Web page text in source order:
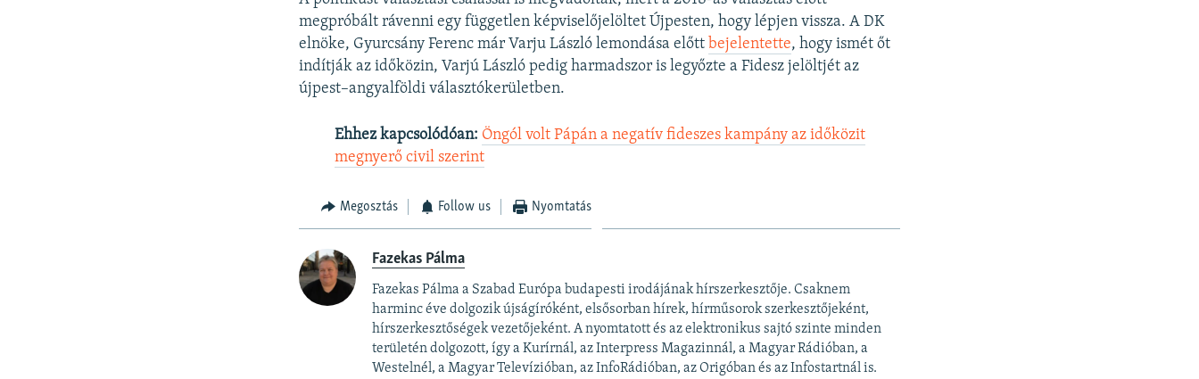
megpróbált rávenni egy független képviselőjelöltet Újpesten, hogy lépjen vissza. A DK
elnöke, Gyurcsány Ferenc már Varju László lemondása előtt bejelentette, hogy ismét őt
indítják az időközin, Varjú László pedig harmadszor is legyőzte a Fidesz jelöltjét az
újpest–angyalföldi választókerületben.
Ehhez kapcsolódóan: Öngól volt Pápán a negatív fideszes kampány az időközit
megnyerő civil szerint
Megosztás Follow us Nyomtatás
Fazekas Pálma
Fazekas Pálma a Szabad Európa budapesti irodájának hírszerkesztője. Csaknem
harminc éve dolgozik újságíróként, elsősorban hírek, hírműsorok szerkesztőjeként,
hírszerkesztőségek vezetőjeként. A nyomtatott és az elektronikus sajtó szinte minden
területén dolgozott, így a Kurírnál, az Interpress Magazinnál, a Magyar Rádióban, a
Westelnél, a Magyar Televízióban, az InfoRádióban, az Origóban és az Infostartnál is.